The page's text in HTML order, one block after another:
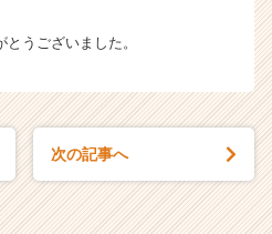
うございました。
次の記事へ